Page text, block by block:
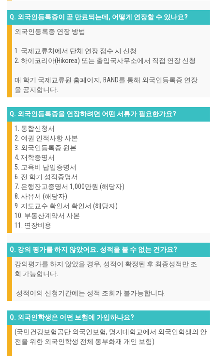
Q. 외국인등록증이 곧 만료되는데, 어떻게 연장할 수 있나요?
외국인등록증 연장 방법
1. 국제교류처에서 단체 연장 접수 시 신청
2. 하이코리아(Hikorea) 또는 출입국사무소에서 직접 연장 신청
매 학기 국제교류원 홈페이지, BAND를 통해 외국인등록증 연장
을 공지합니다.
Q. 외국인등록증을 연장하려면 어떤 서류가 필요한가요?
1. 통합신청서
2. 여권 인적사항 사본
3. 외국인등록증 원본
4. 재학증명서
5. 교육비 납입증명서
6. 전 학기 성적증명서
7. 은행잔고증명서 1,000만원 (해당자)
8. 사유서 (해당자)
9. 지도교수 확인서 확인서 (해당자)
10. 부동산계약서 사본
11. 연장비용
Q. 강의 평가를 하지 않았어요. 성적을 볼 수 없는 건가요?
강의평가를 하지 않았을 경우, 성적이 확정된 후 최종성적만 조
회 가능합니다.
성적이의 신청기간에는 성적 조회가 불가능합니다.
Q. 외국인학생은 어떤 보험에 가입하나요?
(국민건강보험공단 외국인보험, 명지대학교에서 외국인학생의 안
전을 위한 외국인학생 전체 동부화재 개인 보험)